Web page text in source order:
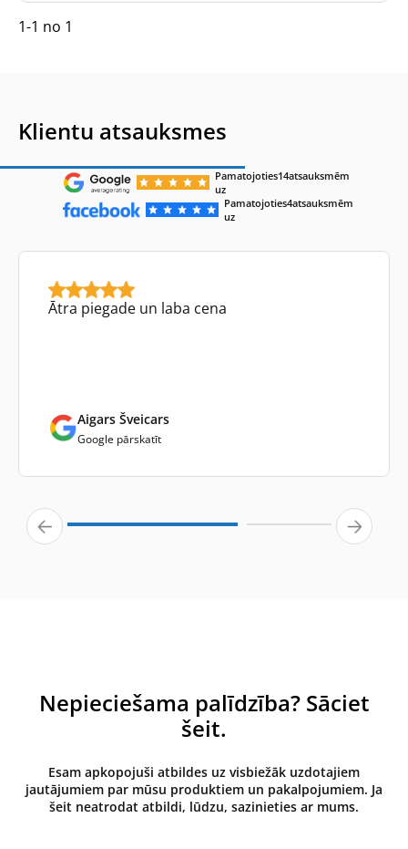
1-1 no 1
Klientu atsauksmes
Pamatojoties
uz
14atsauksmēm
Pamatojoties
uz
4atsauksmēm
Ātra piegade un laba cena
Aigars Šveicars
Google pārskatīt
Nepieciešama palīdzība? Sāciet
šeit.
Esam apkopojuši atbildes uz visbiežāk uzdotajiem
jautājumiem par mūsu produktiem un pakalpojumiem. Ja
šeit neatrodat atbildi, lūdzu, sazinieties ar mums.